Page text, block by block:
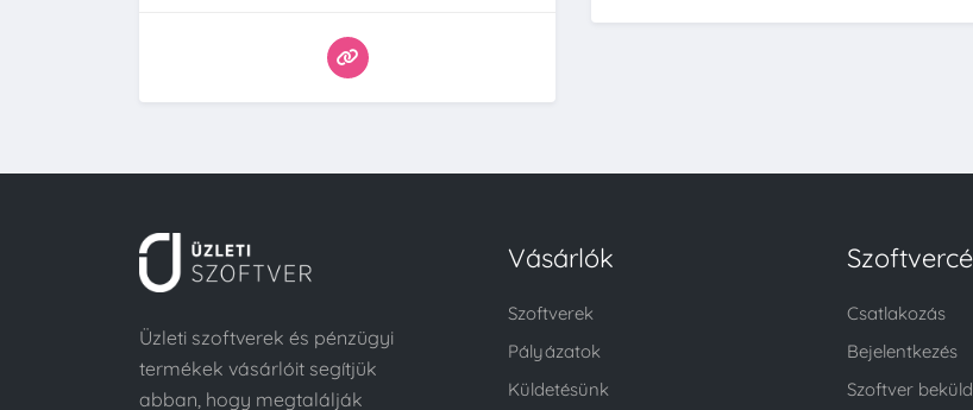
Üzleti szoftverek és pénzügyi
termékek vásárlóit segítjük
abban, hogy megtalálják
Vásárlók
Szoftverek
Pályázatok
Küldetésünk
Csatlakozás
Bejelentkezés
Szoftver